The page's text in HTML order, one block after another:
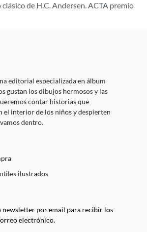
de H.C. Andersen. ACTA premio
editorial especializada en álbum
gustan los dibujos hermosos y las
contar historias que
el interior de los niños y despierten
dentro.
ilustrados
newsletter por email para recibir los
electrónico.